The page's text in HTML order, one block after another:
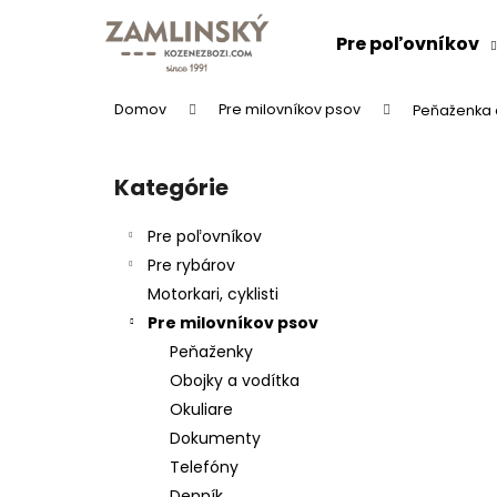
Pre poľovníkov
Domov Pre milovníkov psov Peňaženka
Preskočiť
kategórie
Kategórie
Pre poľovníkov
Pre rybárov
Motorkari, cyklisti
Pre milovníkov psov
Peňaženky
Obojky a vodítka
Okuliare
Dokumenty
Telefóny
obchodu
obchodu
KOŽENÝ OPASOK "LOVU ZDAR"